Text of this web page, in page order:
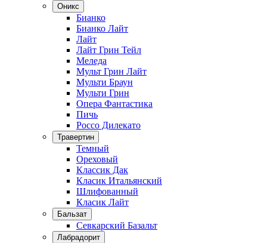
Оникс
Бианко
Бианко Лайт
Лайт
Лайт Грин Тейл
Меледа
Мульт Грин Лайт
Мульти Браун
Мульти Грин
Опера Фантастика
Пичь
Россо Дилекато
Травертин
Темный
Ореховый
Классик Дак
Класик Итальянский
Шлифованный
Класик Лайт
Бальзат
Севкарский Базальт
Лабрадорит